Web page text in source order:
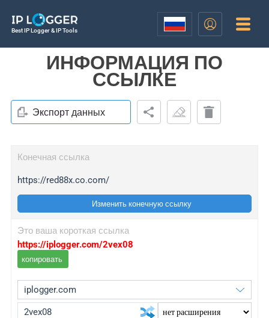
Best IP Logger & IP Tools
ИНФОРМАЦИЯ ПО
ССЫЛКЕ
Экспорт данных
Конечная ссылка
https://red88x.co.com/
Изменить конечную ссылку
Это ваша короткая ссылка
https://iplogger.com/2vex08
копировать